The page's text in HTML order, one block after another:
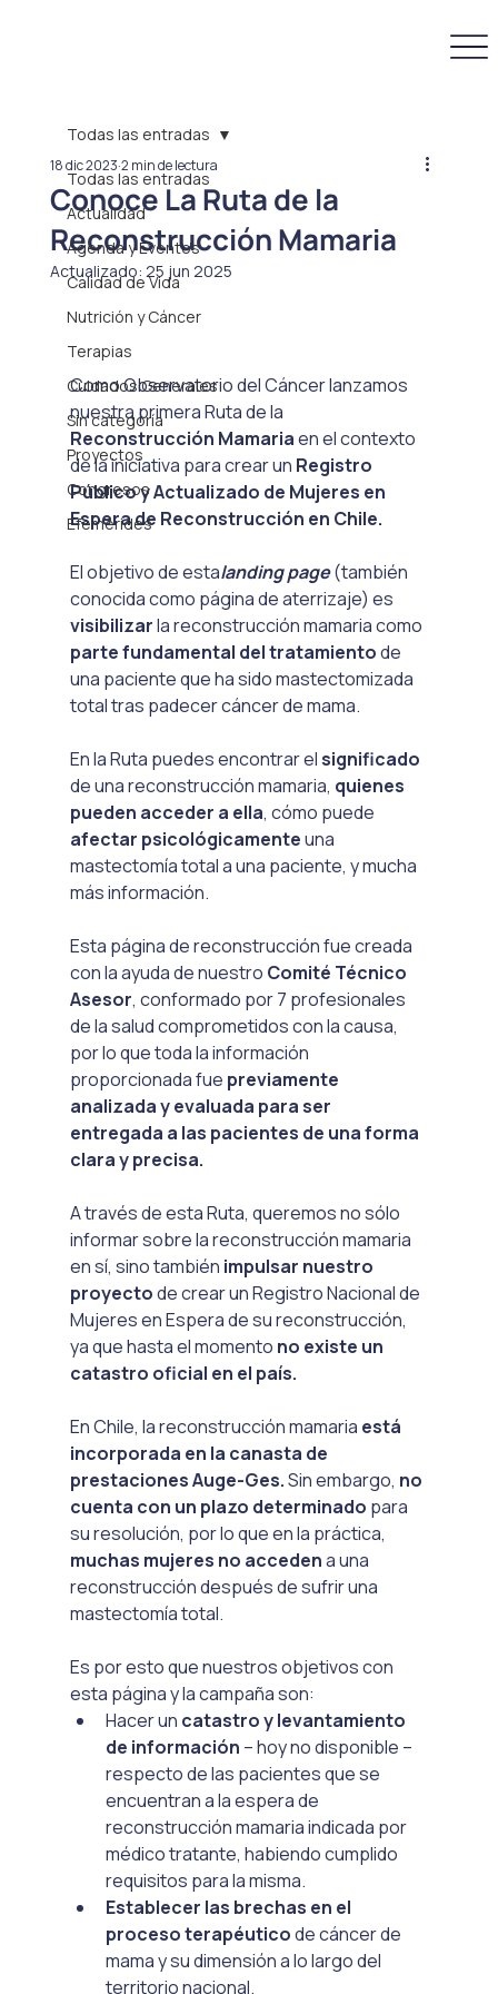
Todas las entradas
Actualidad
Agenda y Eventos
Calidad de Vida
Nutrición y Cáncer
Terapias
Cuidados Generales
Sin categoría
Proyectos
Congresos
Efemérides
Todas las entradas
Conoce La Ruta de la
Reconstrucción Mamaria
18 dic 2023 2 min de lectura
Actualizado: 25 jun 2025
Como Observatorio del Cáncer lanzamos
nuestra primera Ruta de la
Reconstrucción Mamaria en el contexto
de la iniciativa para crear un Registro
Público y Actualizado de Mujeres en
Espera de Reconstrucción en Chile.
El objetivo de estalanding page (también
conocida como página de aterrizaje) es
visibilizar la reconstrucción mamaria como
parte fundamental del tratamiento de
una paciente que ha sido mastectomizada
total tras padecer cáncer de mama.
En la Ruta puedes encontrar el significado
de una reconstrucción mamaria, quienes
pueden acceder a ella, cómo puede
afectar psicológicamente una
mastectomía total a una paciente, y mucha
más información.
Esta página de reconstrucción fue creada
con la ayuda de nuestro Comité Técnico
Asesor, conformado por 7 profesionales
de la salud comprometidos con la causa,
por lo que toda la información
proporcionada fue previamente
analizada y evaluada para ser
entregada a las pacientes de una forma
clara y precisa.
A través de esta Ruta, queremos no sólo
informar sobre la reconstrucción mamaria
en sí, sino también impulsar nuestro
proyecto de crear un Registro Nacional de
Mujeres en Espera de su reconstrucción,
ya que hasta el momento no existe un
catastro oficial en el país.
En Chile, la reconstrucción mamaria está
incorporada en la canasta de
prestaciones Auge-Ges. Sin embargo, no
cuenta con un plazo determinado para
su resolución, por lo que en la práctica,
muchas mujeres no acceden a una
reconstrucción después de sufrir una
mastectomía total.
Es por esto que nuestros objetivos con
esta página y la campaña son:
Hacer un catastro y levantamiento
de información – hoy no disponible –
respecto de las pacientes que se
encuentran a la espera de
reconstrucción mamaria indicada por
médico tratante, habiendo cumplido
requisitos para la misma.
Establecer las brechas en el
proceso terapéutico de cáncer de
mama y su dimensión a lo largo del
territorio nacional.